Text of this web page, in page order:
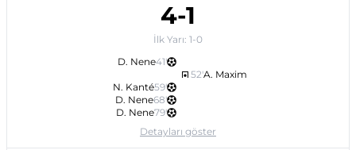
4-1
İlk Yarı: 1-0
D. Nene41'
52'A. Maxim
N. Kanté59'
D. Nene68'
D. Nene79'
Detayları göster